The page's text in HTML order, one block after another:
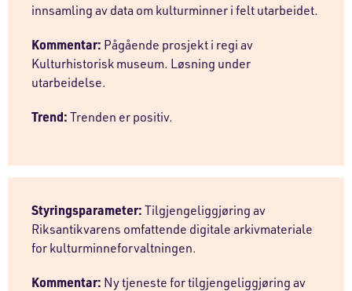
innsamling av data om kulturminner i felt utarbeidet.
Kommentar: Pågående prosjekt i regi av
Kulturhistorisk museum. Løsning under
utarbeidelse.
Trend:Trenden er positiv.
Styringsparameter:Tilgjengeliggjøring av
Riksantikvarens omfattende digitale arkivmateriale
for kulturminneforvaltningen.
Kommentar: Ny tjeneste for tilgjengeliggjøring av